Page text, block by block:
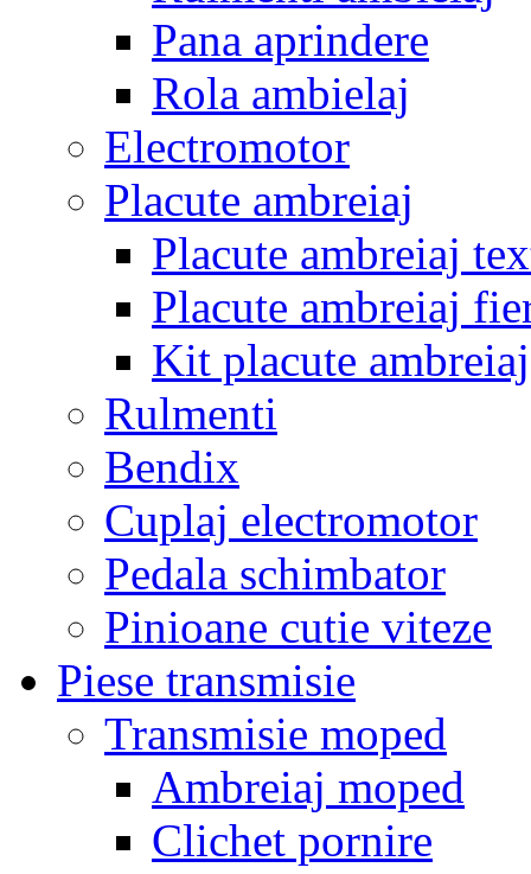
Pana aprindere
Rola ambielaj
Electromotor
Placute ambreiaj
Placute ambreiaj
Placute ambreiaj
Kit placute ambreiaj
Rulmenti
Bendix
Cuplaj electromotor
Pedala schimbator
Pinioane cutie viteze
Piese transmisie
Transmisie moped
Ambreiaj moped
Clichet pornire